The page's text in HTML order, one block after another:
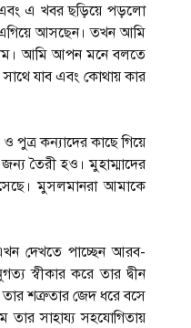
এ খবর ছড়িয়ে পড়লো
আসছেন। তখন আমি
আমি আপন মনে বলতে
যাব এবং কোথায় কার
ও পুত্র কন্যাদের কাছে গিয়ে
তৈরী হও। মুহাম্মাদের
মুসলমানরা আমাকে
দেখতে পাচ্ছেন আরব-
স্বীকার করে তার দ্বীন
শত্রুতার জেদ ধরে বসে
সাহায্য সহযোগিতায়